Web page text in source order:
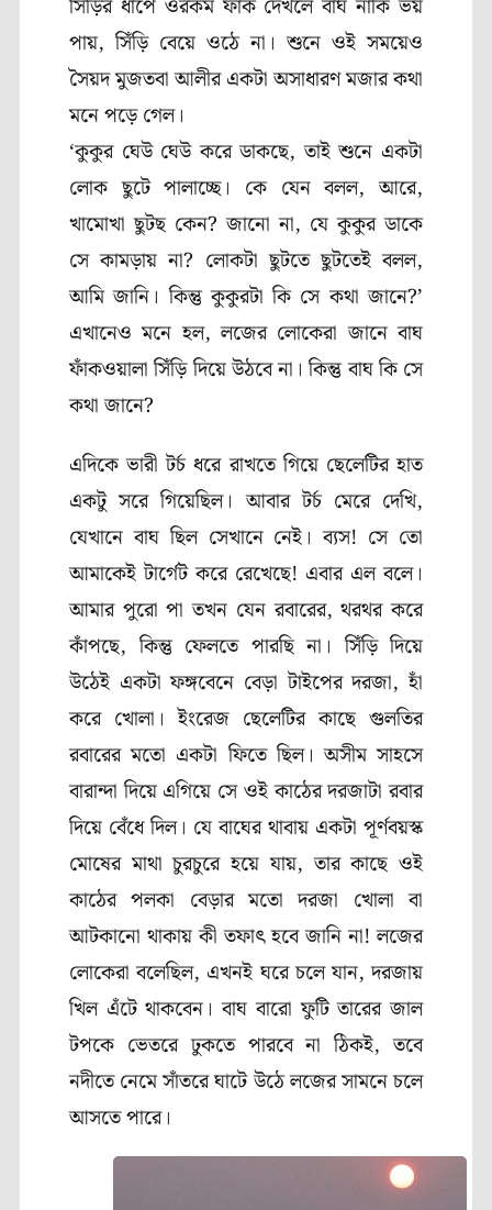
সিঁড়ির ধাপে ওরকম ফাঁক দেখলে বাঘ নাকি ভয়
পায়,সিঁড়ি বেয়ে ওঠে না। শুনে ওই সময়েও
সৈয়দ মুজতবা আলীর একটা অসাধারণ মজার কথা
মনে পড়ে গেল।
‘কুকুর ঘেউ ঘেউ করে ডাকছে,তাই শুনে একটা
লোক ছুটে পালাচ্ছে। কে যেন বলল,আরে,
খামোখা ছুটছ কেন?জানো না, যে কুকুর ডাকে
সে কামড়ায় না? লোকটা ছুটতে ছুটতেই বলল,
আমি জানি। কিন্তু কুকুরটা কি সে কথা জানে?’
এখানেও মনে হল,লজের লোকেরা জানে বাঘ
ফাঁকওয়ালা সিঁড়ি দিয়ে উঠবে না। কিন্তু বাঘ কি সে
কথা জানে?
এদিকে ভারী টর্চ ধরে রাখতে গিয়ে ছেলেটির হাত
একটু সরে গিয়েছিল। আবার টর্চ মেরে দেখি,
যেখানে বাঘ ছিল সেখানে নেই। ব্যস! সে তো
আমাকেই টার্গেট করে রেখেছে! এবার এল বলে।
আমার পুরো পা তখন যেন রবারের,থরথর করে
কাঁপছে,কিন্তু ফেলতে পারছি না। সিঁড়ি দিয়ে
উঠেই একটা ফঙ্গবেনে বেড়া টাইপের দরজা,হাঁ
করে খোলা। ইংরেজ ছেলেটির কাছে গুলতির
রবারের মতো একটা ফিতে ছিল। অসীম সাহসে
বারান্দা দিয়ে এগিয়ে সে ওই কাঠের দরজাটা রবার
দিয়ে বেঁধে দিল। যে বাঘের থাবায় একটা পূর্ণবয়স্ক
মোষের মাথা চুরচুরে হয়ে যায়,তার কাছে ওই
কাঠের পলকা বেড়ার মতো দরজা খোলা বা
আটকানো থাকায় কী তফাৎ হবে জানি না! লজের
লোকেরা বলেছিল, এখনই ঘরে চলে যান,দরজায়
খিল এঁটে থাকবেন। বাঘ বারো ফুটি তারের জাল
টপকে ভেতরে ঢুকতে পারবে না ঠিকই,তবে
নদীতে নেমে সাঁতরে ঘাটে উঠে লজের সামনে চলে
আসতে পারে।